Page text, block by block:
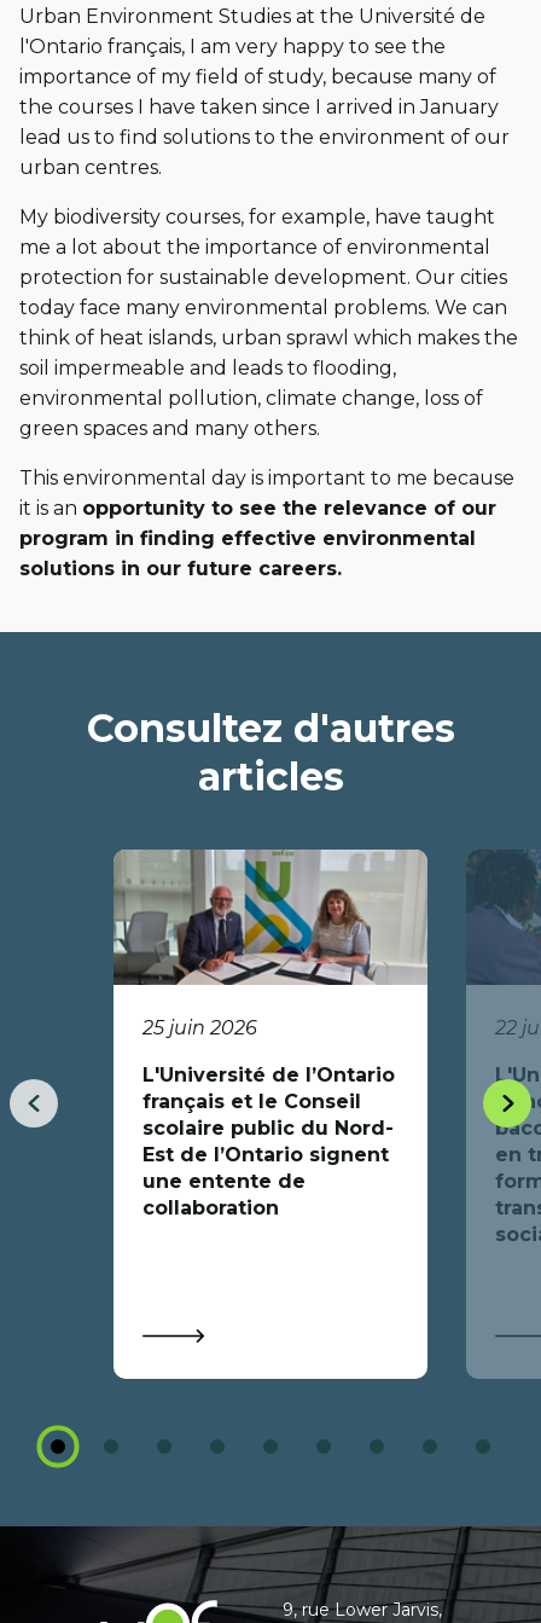
Urban Environment Studies at the Université de
l'Ontario français, I am very happy to see the
importance of my field of study, because many of
the courses I have taken since I arrived in January
lead us to find solutions to the environment of our
urban centres.
My biodiversity courses, for example, have taught
me a lot about the importance of environmental
protection for sustainable development. Our cities
today face many environmental problems. We can
think of heat islands, urban sprawl which makes the
soil impermeable and leads to flooding,
environmental pollution, climate change, loss of
green spaces and many others.
This environmental day is important to me because
it is an opportunity to see the relevance of our
program in finding effective environmental
solutions in our future careers.
Consultez d'autres
articles
25 juin 2026
L'Université de l’Ontario
français et le Conseil
scolaire public du Nord-
Est de l’Ontario signent
une entente de
collaboration
22
en
Item
précédent
1
Item
informations
Université9, rue Lower Jarvis,